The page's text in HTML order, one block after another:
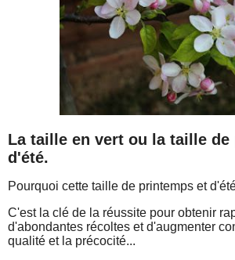
La taille en vert ou la taille
d'été.
Pourquoi cette taille de printemps et
C'est la clé de la réussite pour obtenir
d'abondantes récoltes et d'augmenter
qualité et la précocité...